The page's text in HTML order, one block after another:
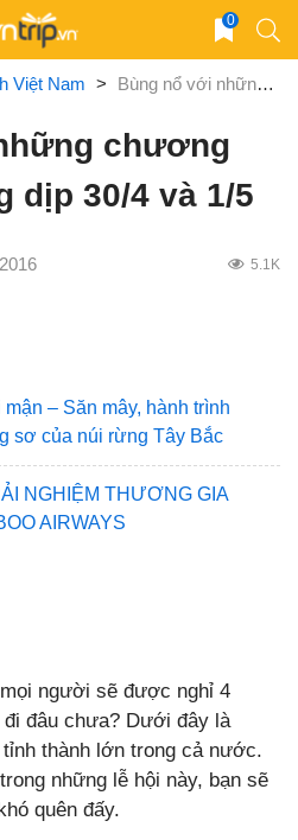
0
Việt Nam > Bùng nổ với những chương trình lớn trong dịp 30/4 và 1/5
chương
dịp 30/4 và 1/5
5.1K
– Săn mây, hành trình
sơ của núi rừng Tây Bắc
NGHIỆM THƯƠNG GIA
AIRWAYS
người sẽ được nghỉ 4
đâu chưa? Dưới đây là
thành lớn trong cả nước.
những lễ hội này, bạn sẽ
quên đấy.